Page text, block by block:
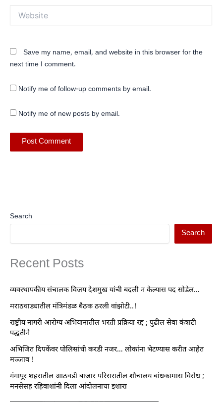
Save my name, email, and website in this browser for the
next time I comment.
Notify me of follow-up comments by email.
Notify me of new posts by email.
Search
Search
Recent Posts
व्यवस्थापकीय संचालक विजय देशमुख यांची बदली न केल्यास पद सोडेल…
मराठवाड्यातील मंत्रिमंडळ बैठक ठरली वांझोटी..!
राष्ट्रीय नागरी आरोग्य अभियानातील भरती प्रक्रिया रद्द ; पुढील सेवा कंत्राटी
पद्धतीने
अभिजित दिपकेंवर पोलिसांची करडी नजर… लोकांना भेटण्यास करीत आहेत
मज्जाव !
गंगापूर शहरातील आठवडी बाजार परिसरातील शौचालय बांधकामास विरोध ;
मनसेसह रहिवाशांनी दिला आंदोलनाचा इशारा